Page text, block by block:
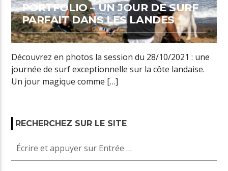
PORTFOLIO – UN JOUR DE SURF
PARFAIT DANS LES LANDES
Découvrez en photos la session du 28/10/2021 : une
journée de surf exceptionnelle sur la côte landaise.
Un jour magique comme […]
RECHERCHEZ SUR LE SITE